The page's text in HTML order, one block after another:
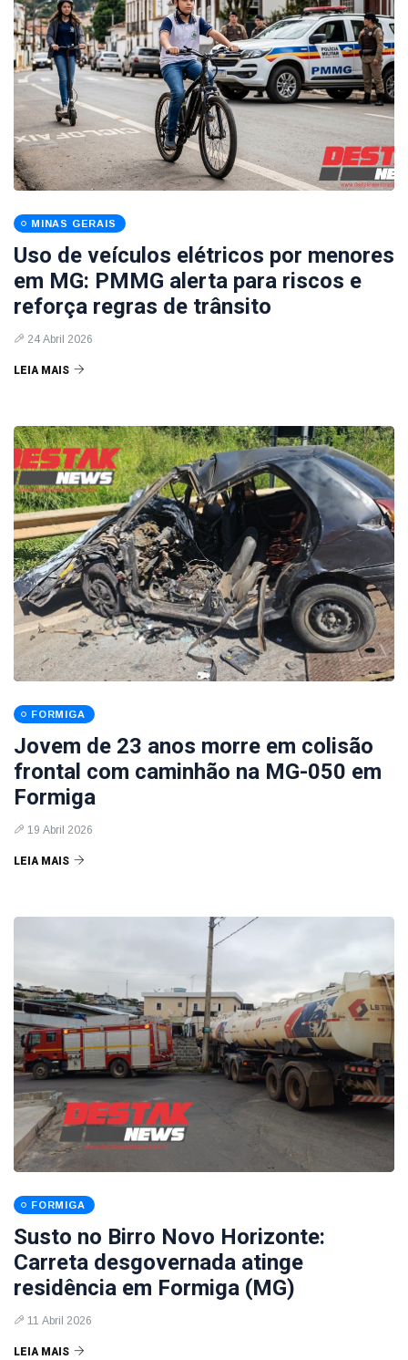
MINAS GERAIS
Uso de veículos elétricos por menores
em MG: PMMG alerta para riscos e
reforça regras de trânsito
24 Abril 2026
LEIA MAIS
FORMIGA
Jovem de 23 anos morre em colisão
frontal com caminhão na MG-050 em
Formiga
19 Abril 2026
LEIA MAIS
FORMIGA
Susto no Birro Novo Horizonte:
Carreta desgovernada atinge
residência em Formiga (MG)
11 Abril 2026
LEIA MAIS